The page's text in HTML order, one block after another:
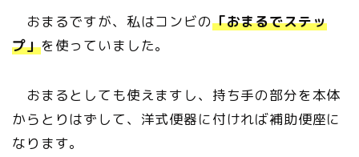
おまるですが、私はコンビの「おまるでステッ
プ」を使っていました。
おまるとしても使えますし、持ち手の部分を本体
からとりはずして、洋式便器に付ければ補助便座に
なります。